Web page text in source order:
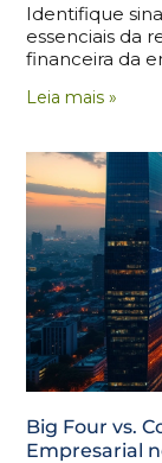
Identifique
essenciais da
financeira da
Leia mais »
Big Four vs.
Empresarial